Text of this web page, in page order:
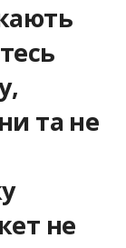
та не
не